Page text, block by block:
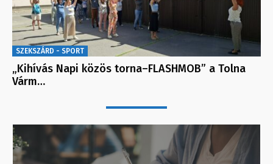
SZEKSZÁRD - SPORT
„Kihívás Napi közös torna–FLASHMOB” a Tolna
Várm…